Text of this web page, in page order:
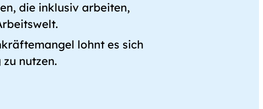
die inklusiv arbeiten,
lohnt es sich
nutzen.